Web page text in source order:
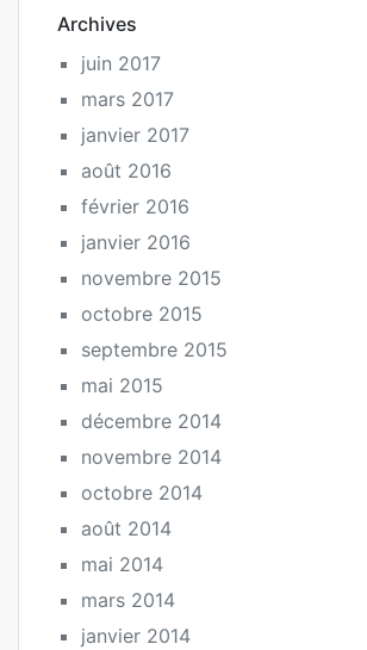
Archives
juin 2017
mars 2017
janvier 2017
août 2016
février 2016
janvier 2016
novembre 2015
octobre 2015
septembre 2015
mai 2015
décembre 2014
novembre 2014
octobre 2014
août 2014
mai 2014
mars 2014
janvier 2014